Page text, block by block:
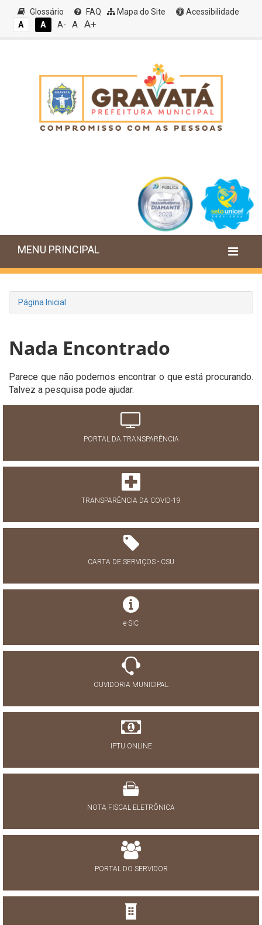
Glossário FAQ Mapa do Site
Acessibilidade
A
A A- A A+
MENU PRINCIPAL
Página Inicial
Nada Encontrado
Parece que não podemos encontrar o que está procurando.
Talvez a pesquisa pode ajudar.
PORTAL DA TRANSPARÊNCIA
TRANSPARÊNCIA DA COVID-19
CARTA DE SERVIÇOS - CSU
e-SIC
OUVIDORIA MUNICIPAL
IPTU ONLINE
NOTA FISCAL ELETRÔNICA
PORTAL DO SERVIDOR